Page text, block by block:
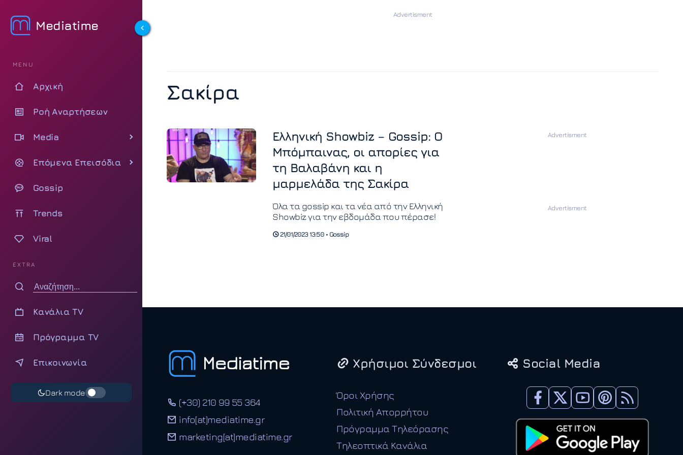
Mediatime
MENU
Αρχική
Ροή Αναρτήσεων
Media
Επόμενα Επεισόδια
Gossip
Trends
Viral
EXTRA
Κανάλια TV
Πρόγραμμα TV
Επικοινωνία
Dark mode
Σακίρα
Ελληνική Showbiz – Gossip: Ο
Μπόμπαινας, οι απορίες για
τη Βαλαβάνη και η
μαρμελάδα της Σακίρα
Όλα τα gossip και τα νέα από την Ελληνική
Showbiz για την εβδομάδα που πέρασε!
21/01/2023 13:50 • Gossip
(+30) 210 99 55 364
info[at]mediatime.gr
marketing[at]mediatime.gr
Χρήσιμοι Σύνδεσμοι
Όροι Χρήσης
Πολιτική Απορρήτου
Πρόγραμμα Τηλεόρασης
Τηλεοπτικά Κανάλια
Social Media